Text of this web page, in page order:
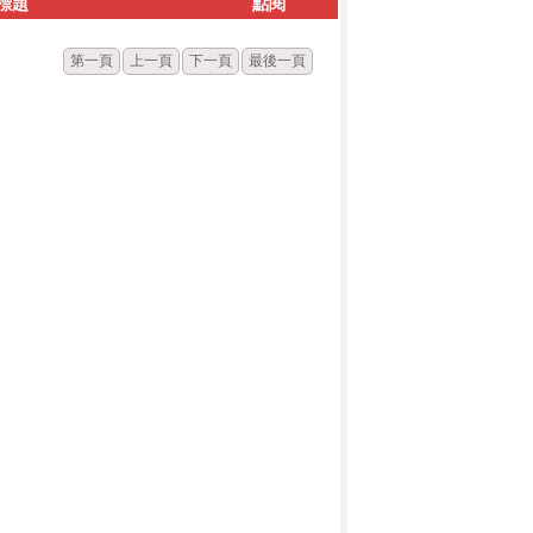
第一頁 上一頁 下一頁 最後一頁